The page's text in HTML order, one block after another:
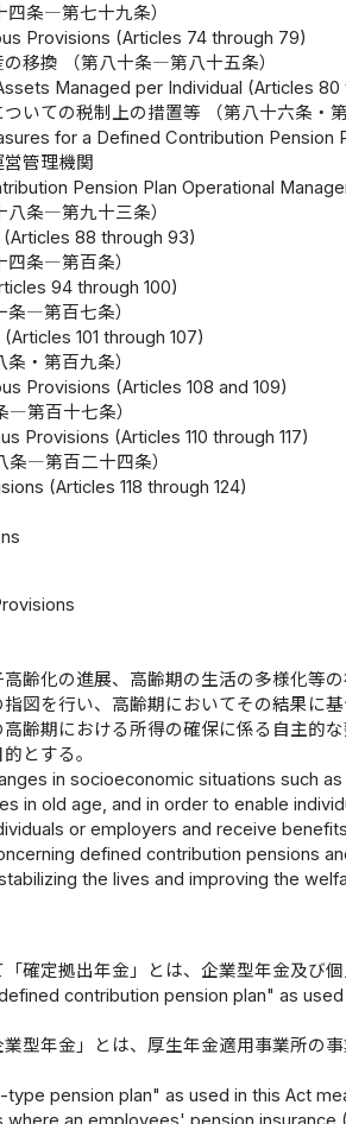
条―第七十九条）
Provisions (Articles 74 through 79)
移換 （第八十条―第八十五条）
Managed per Individual (Articles 80
いての税制上の措置等 （第八十六条・第
for a Defined Contribution Pension
管理機関
Pension Plan Operational
条―第九十三条）
88 through 93)
条―第百条）
94 through 100)
―第百七条）
101 through 107)
・第百九条）
Provisions (Articles 108 and 109)
第百十七条）
Provisions (Articles 110 through 117)
―第百二十四条）
(Articles 118 through 124)
齢化の進展、高齢期の生活の多様化等
図を行い、高齢期においてその結果に
齢期における所得の確保に係る自主的
とする。
in socioeconomic situations such
in old age, and in order to enable
or employers and receive
defined contribution pensions
the lives and improving the
確定拠出年金」とは、企業型年金及び個
contribution pension plan" as
型年金」とは、厚生年金適用事業所の
pension plan" as used in this Act